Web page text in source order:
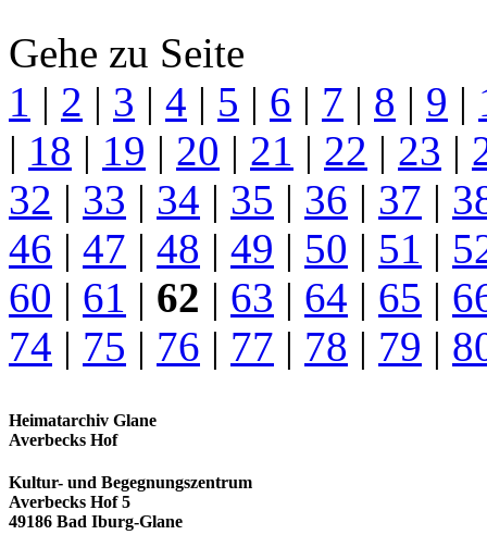
Gehe zu Seite
1 | 2 | 3 | 4 | 5 | 6 | 7 | 8 | 9 |
| 18 | 19 | 20 | 21 | 22 | 23 |
32 | 33 | 34 | 35 | 36 | 37 |
46 | 47 | 48 | 49 | 50 | 51 |
60 | 61 | 62 | 63 | 64 | 65 |
74 | 75 | 76 | 77 | 78 | 79 |
Heimatarchiv Glane
Averbecks Hof
Kultur- und Begegnungszentrum
Averbecks Hof 5
49186 Bad Iburg-Glane